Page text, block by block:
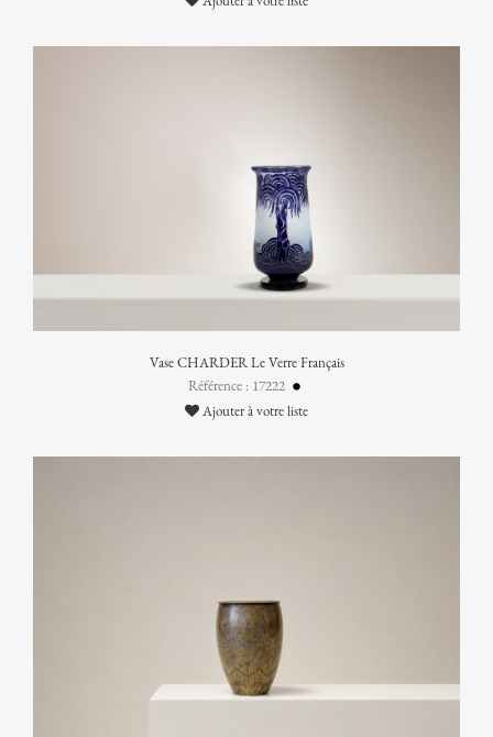
Vase CHARDER Le Verre Français
Référence : 17222
Ajouter à votre liste